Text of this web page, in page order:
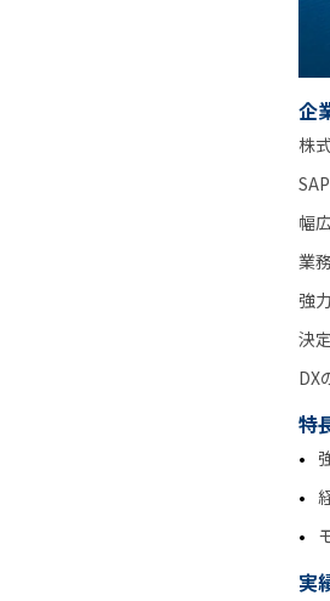
企
株
幅
業
強
決
DX
特
実